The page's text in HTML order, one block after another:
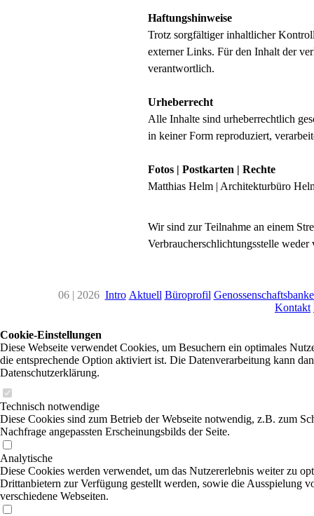
Haftungshinweise
Trotz sorgfältiger inhaltlicher
externer Links. Für den Inhalt der
verantwortlich.
Urheberrecht
Alle Inhalte sind urheberrechtlich
in keiner Form reproduziert,
Fotos | Postkarten | Rechte
Matthias Helm | Architekturbüro
Wir sind zur Teilnahme an einem
Verbraucherschlichtungsstelle
06 | 2026 Intro Aktuell Büroprofil
Kontakt
Cookie-Einstellungen
Diese Webseite verwendet Cookies, um Besuchern ein optimales
die entsprechende Option aktiviert ist. Die Datenverarbeitung kann
Datenschutzerklärung.
Technisch notwendige
Diese Cookies sind zum Betrieb der Webseite notwendig, z.B. zum
Nachfrage angepassten Erscheinungsbilds der Seite.
Analytische
Diese Cookies werden verwendet, um das Nutzererlebnis weiter zu
Drittanbietern zur Verfügung gestellt werden, sowie die Ausspielung
verschiedene Webseiten.